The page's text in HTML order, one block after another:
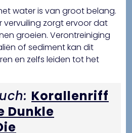
water is van groot belang.
vervuiling zorgt ervoor dat
groeien. Verontreiniging
of sediment kan dit
en zelfs leiden tot het
Korallenriff
Dunkle